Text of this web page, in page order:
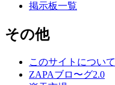
掲示板一覧
その他
このサイトについて
ZAPAブロ〜グ2.0